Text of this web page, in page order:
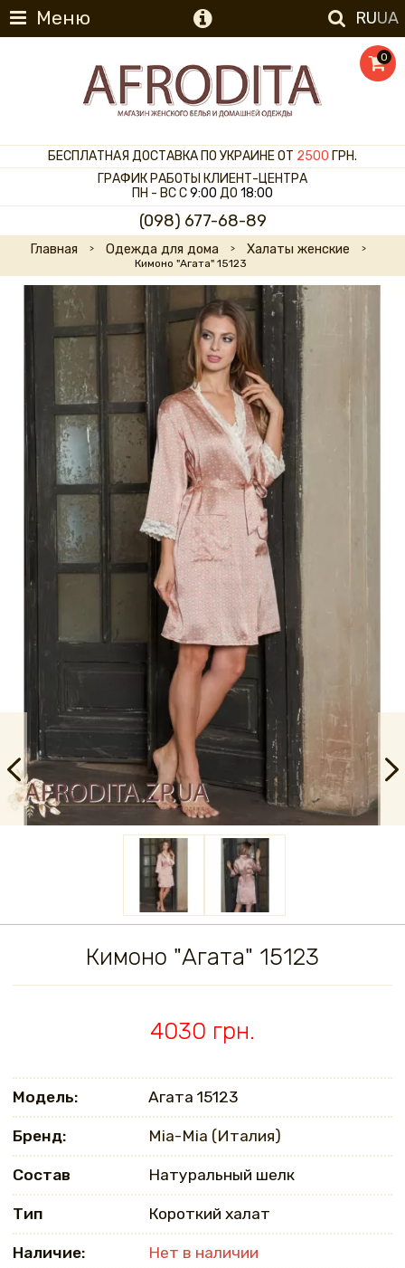
Меню RUUA
0
БЕСПЛАТНАЯ ДОСТАВКА ПО УКРАИНЕ ОТ 2500 ГРН.
ГРАФИК РАБОТЫ КЛИЕНТ-ЦЕНТРА
ПН - ВС С9:00 ДО 18:00
(098) 677-68-89
Главная Одежда для дома Халаты женские
Кимоно "Агата" 15123
Кимоно "Агата" 15123
4030 грн.
Модель: Агата 15123
Бренд: Mia-Mia (Италия)
Состав Натуральный шелк
Тип Короткий халат
Наличие: Нет в наличии